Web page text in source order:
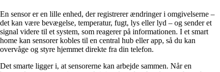
En sensor er en lille enhed, der registrerer ændringer i omgivelserne –
det kan være bevægelse, temperatur, fugt, lys eller lyd – og sender et
signal videre til et system, som reagerer på informationen. I et smart
home kan sensorer kobles til en central hub eller app, så du kan
overvåge og styre hjemmet direkte fra din telefon.
Det smarte ligger i, at sensorerne kan arbejde sammen. Når en